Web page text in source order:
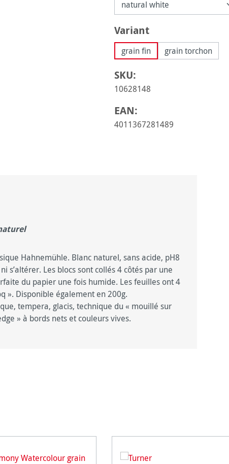
Sélectionnez
Variant
grain fin grain torchon
SKU:
10628148
EAN:
4011367281489
Hahnemühle. Blanc naturel, sans acide, pH8
s’altérer. Les blocs sont collés 4 côtés par une
du papier une fois humide. Les feuilles ont 4
». Disponible également en 200g.
tempera, glacis, technique du « mouillé sur
» à bords nets et couleurs vives.